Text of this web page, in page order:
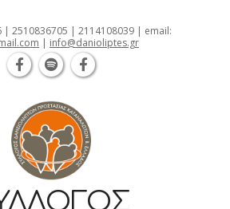
| 2510836705 | 2114108039 | email:
| info@danioliptes.gr